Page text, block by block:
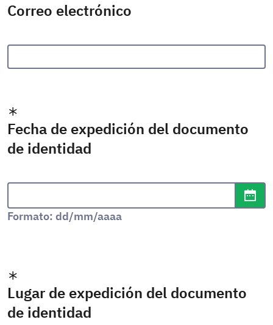
Correo electrónico
Fecha de expedición del documento
de identidad
Formato de fecha: dd/mm/aaaa
Formato: dd/mm/aaaa
Lugar de expedición del documento
de identidad